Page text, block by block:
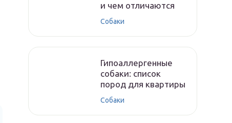
и чем отличаются
Собаки
Гипоаллергенные
собаки: список
пород для квартиры
Собаки